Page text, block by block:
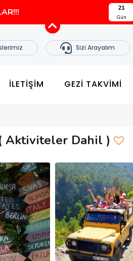
21
Gün
Sizi Arayalım
İLETİŞİM GEZI TAKVIMI
Aktiviteler Dahil )